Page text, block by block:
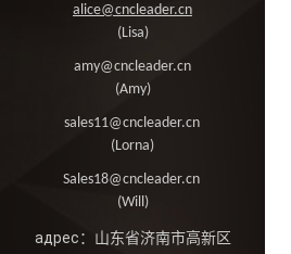
alice@cncleader.cn
(Lisa)
amy@cncleader.cn
(Amy)
sales11@cncleader.cn
(Lorna)
Sales18@cncleader.cn
(Will)
адрес：山东省济南市高新区